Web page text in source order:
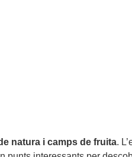
natura i camps de fruita.